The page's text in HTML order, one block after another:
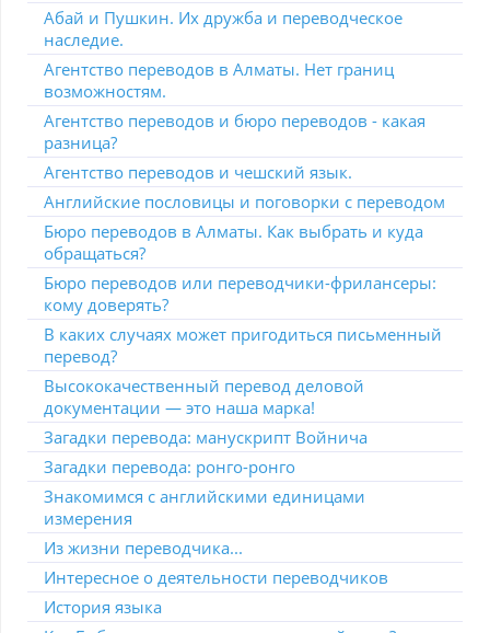
Абай и Пушкин. Их дружба и переводческое
наследие.
Агентство переводов в Алматы. Нет границ
возможностям.
Агентство переводов и бюро переводов - какая
разница?
Агентство переводов и чешский язык.
Английские пословицы и поговорки с переводом
Бюро переводов в Алматы. Как выбрать и куда
обращаться?
Бюро переводов или переводчики-фрилансеры:
кому доверять?
В каких случаях может пригодиться письменный
перевод?
Высококачественный перевод деловой
документации — это наша марка!
Загадки перевода: манускрипт Войнича
Загадки перевода: ронго-ронго
Знакомимся с английскими единицами
измерения
Из жизни переводчика...
Интересное о деятельности переводчиков
История языка